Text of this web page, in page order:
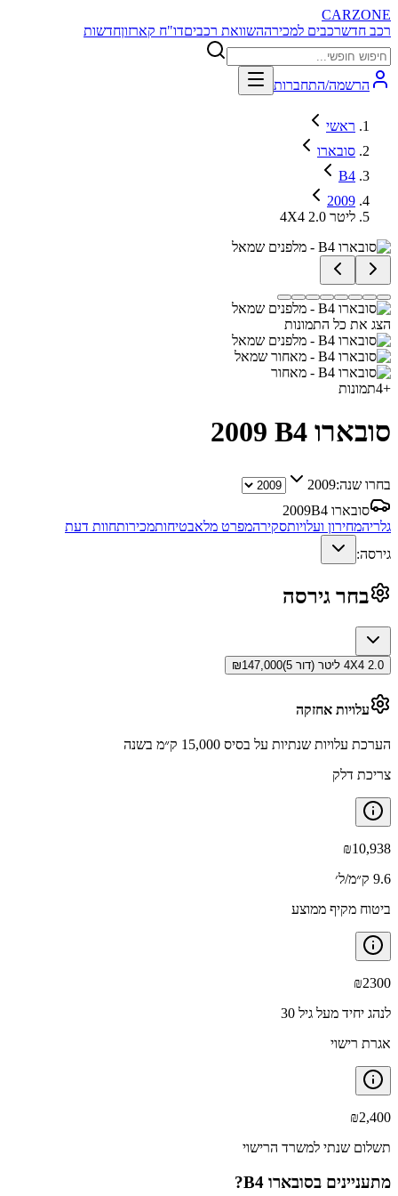
CARZONE
רכב חדשרכבים למכירההשוואת רכביםדו"ח קארזוןחדשות
הרשמה/התחברות
ראשי
סובארו
B4
2009
4X4 2.0 ליטר
הצג את כל התמונות
+
4תמונות
סובארו B4 2009
בחרו שנה:2009
סובארו B4
2009
גלריהמחירון ועלויותסקירהמפרט מלאבטיחותמכירותחוות דעת
גירסה:
בחר גירסה
4X4 2.0 ליטר (דור 5) ₪147,000
עלויות אחזקה
הערכת עלויות שנתיות על בסיס 15,000 ק״מ בשנה
צריכת דלק
₪10,938
9.6 ק״מ/ל׳
ביטוח מקיף ממוצע
₪2300
לנהג יחיד מעל גיל 30
אגרת רישוי
₪2,400
תשלום שנתי למשרד הרישוי
מתעניינים בסובארו B4 ?